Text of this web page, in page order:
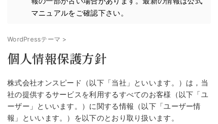
マニュアルをご確認下さい。
WordPressテーマ >
個人情報保護方針
株式会社オンスピード（以下「当社」といいます。）は，当
社の提供するサービスを利用するすべてのお客様（以下「ユ
ーザー」といいます。）に関する情報（以下「ユーザー情
報」といいます。）を以下のとおり取り扱います。